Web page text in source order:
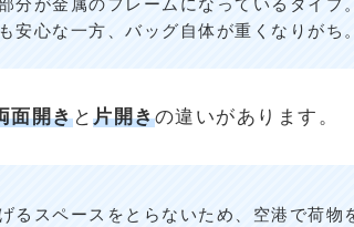
安心な一方、バッグ自体が重くなりがち。
面開きと 片開きの違いがあります。
るスペースをとらないため、空港で荷